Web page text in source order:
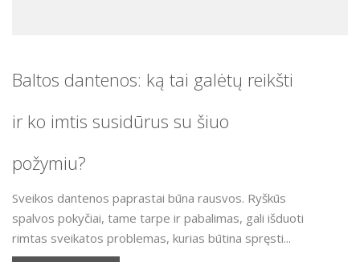
Baltos dantenos: ką tai galėtų reikšti
ir ko imtis susidūrus su šiuo
požymiu?
Sveikos dantenos paprastai būna rausvos. Ryškūs
spalvos pokyčiai, tame tarpe ir pabalimas, gali išduoti
rimtas sveikatos problemas, kurias būtina spręsti...